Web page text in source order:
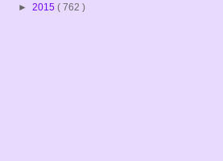
► 2015 ( 762 )